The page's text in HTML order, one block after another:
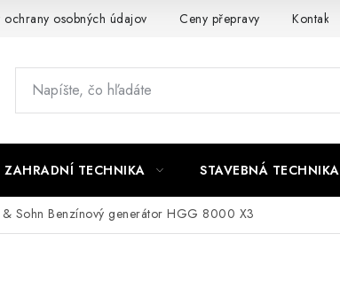
ochrany osobných údajov Ceny přepravy Kontakty
ZAHRADNÍ TECHNIKA STAVEBNÁ TECHNIKA
& Sohn Benzínový generátor HGG 8000 X3